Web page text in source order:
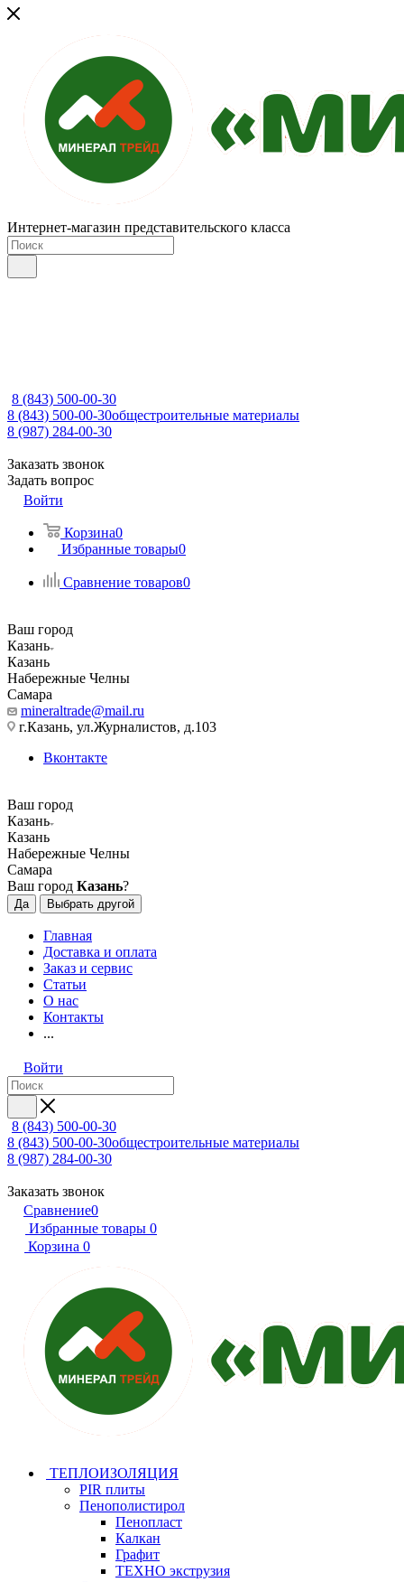
Интернет-магазин представительского класса
8 (843) 500-00-30
8 (843) 500-00-30общестроительные материалы
8 (987) 284-00-30
Заказать звонок
Задать вопрос
Войти
Корзина0
Избранные товары0
Сравнение товаров0
Ваш город
Казань
Казань
Набережные Челны
Самара
mineraltrade@mail.ru
г.Казань, ул.Журналистов, д.103
Вконтакте
Ваш город
Казань
Казань
Набережные Челны
Самара
Ваш город Казань?
Да Выбрать другой
Главная
Доставка и оплата
Заказ и сервис
Статьи
О нас
Контакты
...
Войти
8 (843) 500-00-30
8 (843) 500-00-30общестроительные материалы
8 (987) 284-00-30
Заказать звонок
Сравнение0
Избранные товары 0
Корзина 0
ТЕПЛОИЗОЛЯЦИЯ
PIR плиты
Пенополистирол
Пенопласт
Калкан
Графит
ТЕХНО экструзия